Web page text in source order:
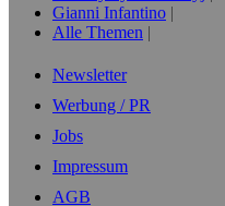
Gianni Infantino
Alle Themen
Newsletter
Werbung / PR
Jobs
Impressum
AGB